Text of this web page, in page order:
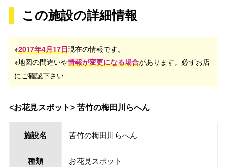
この施設の詳細情報
※2017年4月17日現在の情報です。
※地図の間違いや情報が変更になる場合があります。必ずお店
にご確認下さい
<お花見スポット> 苦竹の梅田川らへん
施設名 苦竹の梅田川らへん
種類 お花見スポット